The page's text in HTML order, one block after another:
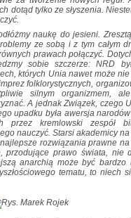
dotąd tylko ze słyszenia.
naukę do jesieni.
ze sobą i z tym całym
prawach połączyć.
sobie szczerze: NRD
których Unia nawet może
folklorystycznych,
silnym organizmem,
A jednak Związek, czego
upadku była awersja
przez kremlowski zespół
nauczyć. Starsi akademicy
rozwiązania prawne
prawo świata, nie
anarchią może być bardzo
tematu, to niech